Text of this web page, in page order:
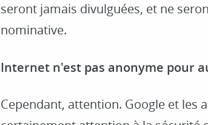
seront jamais divulguées, et ne
nominative.
Internet n'est pas anonyme pour
Cependant, attention. Google et les